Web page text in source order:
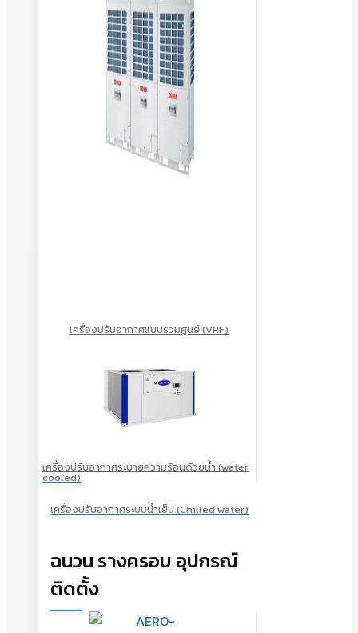
เครื่องปรับอากาศแบบรวมศูนย์ (VRF)
เครื่องปรับอากาศระบายความร้อนด้วยน้ำ (water
cooled)
เครื่องปรับอากาศระบบน้ำเย็น (Chilled water)
ฉนวน รางครอบ อุปกรณ์
ติดตั้ง